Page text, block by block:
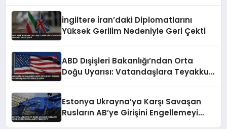
İngiltere İran’daki Diplomatlarını
Yüksek Gerilim Nedeniyle Geri Çekti
ABD Dışişleri Bakanlığı’ndan Orta
Doğu Uyarısı: Vatandaşlara Teyakkuz
Estonya Ukrayna’ya Karşı Savaşan
Rusların AB’ye Girişini Engellemeyi